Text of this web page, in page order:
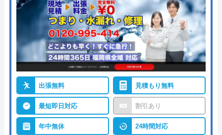
出張無料 見積もり無料
最短即日対応 割引あり
年中無休 24時間対応